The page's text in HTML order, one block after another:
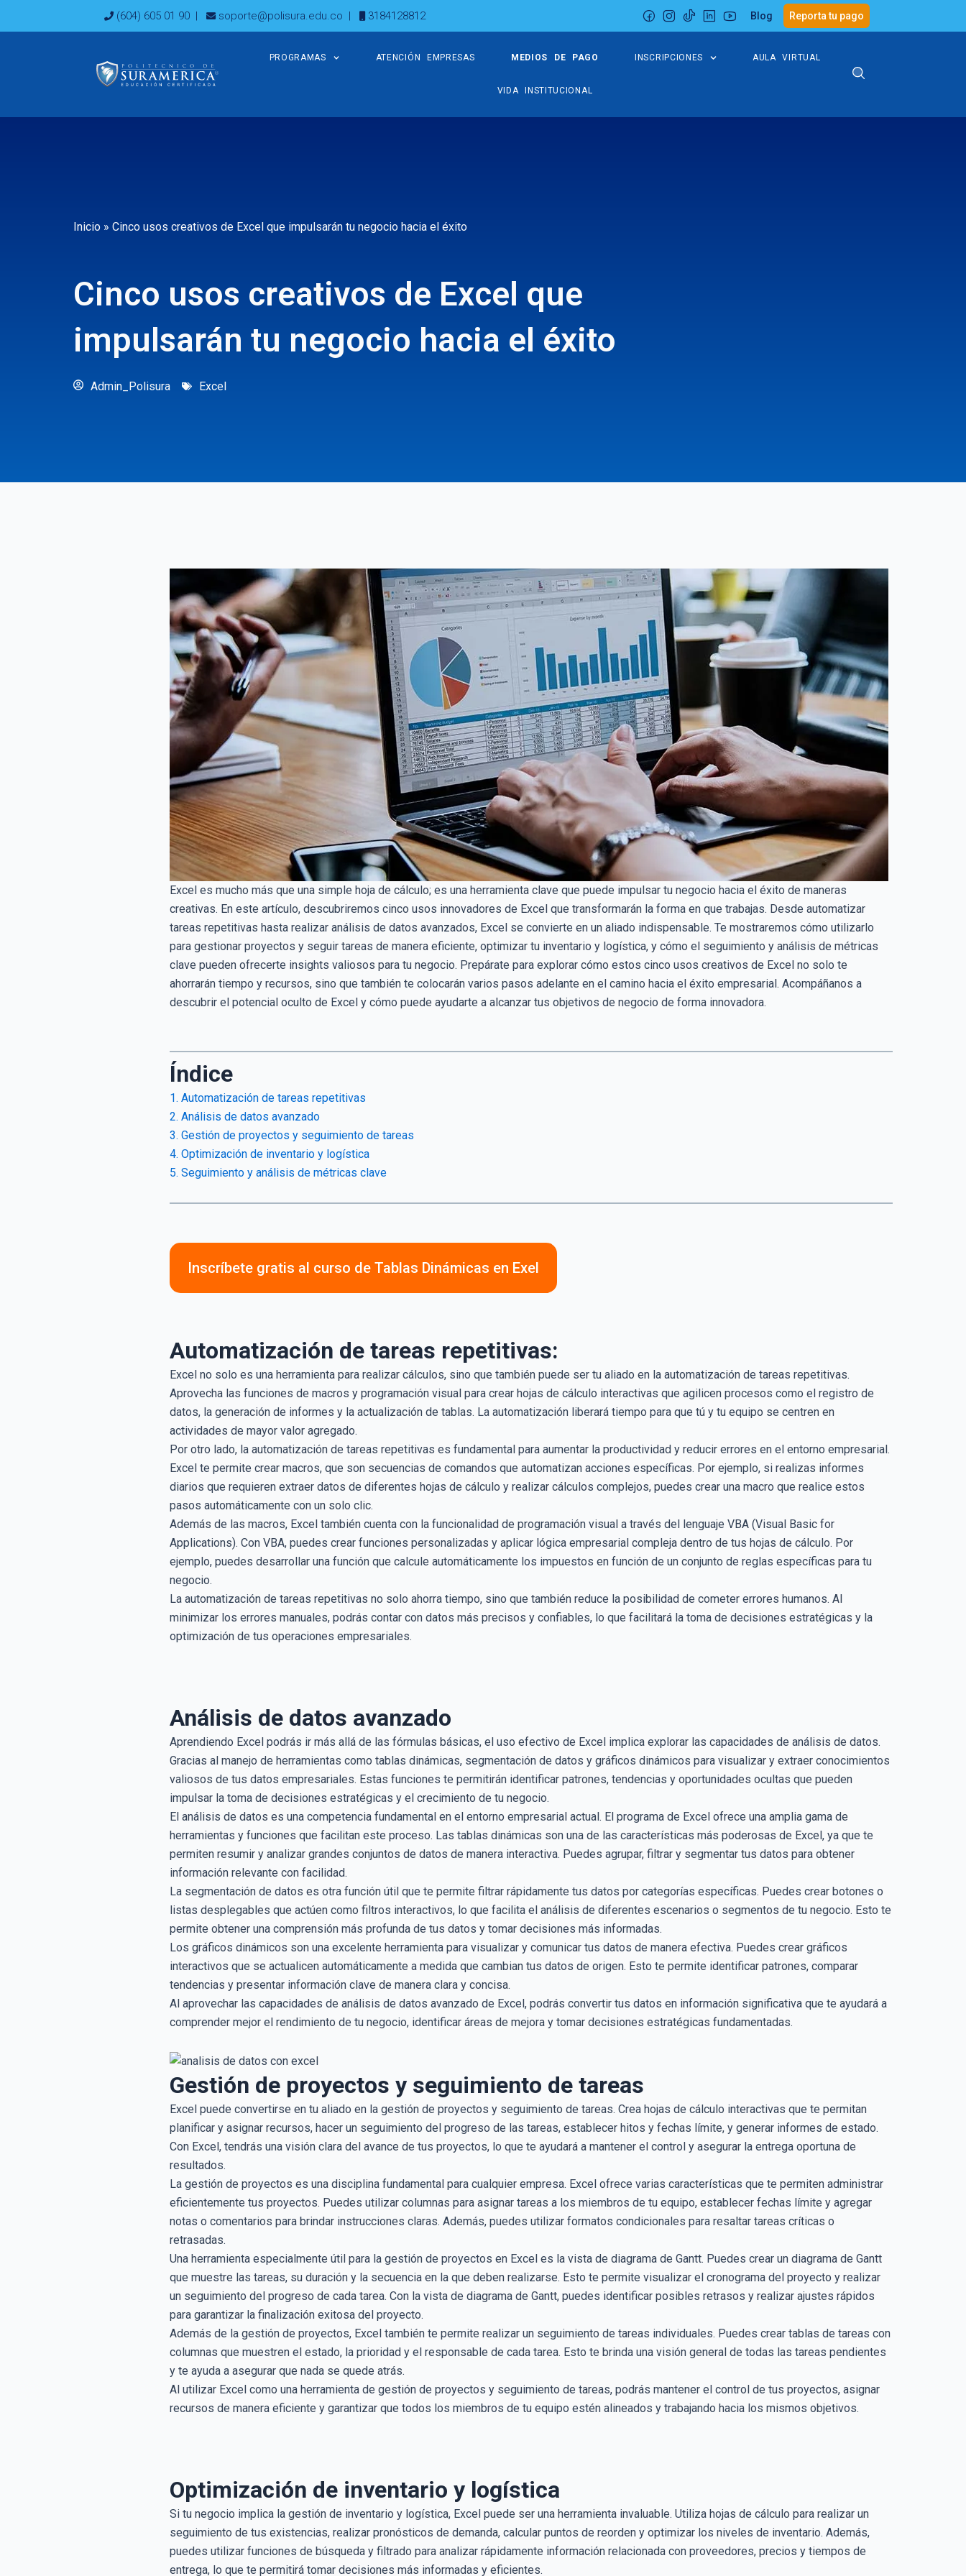
(604) 605 01 90 | soporte@polisura.edu.co | 3184128812 Blog Reporta tu pago
PROGRAMAS ATENCIÓN EMPRESAS MEDIOS DE PAGO INSCRIPCIONES AULA VIRTUAL
VIDA INSTITUCIONAL
Inicio » Cinco usos creativos de Excel que impulsarán tu negocio hacia el éxito
Cinco usos creativos de Excel que
impulsarán tu negocio hacia el éxito
Admin_Polisura Excel
Excel es mucho más que una simple hoja de cálculo; es una herramienta clave que puede impulsar tu negocio hacia el éxito de maneras
creativas. En este artículo, descubriremos cinco usos innovadores de Excel que transformarán la forma en que trabajas. Desde automatizar
tareas repetitivas hasta realizar análisis de datos avanzados, Excel se convierte en un aliado indispensable. Te mostraremos cómo utilizarlo
para gestionar proyectos y seguir tareas de manera eficiente, optimizar tu inventario y logística, y cómo el seguimiento y análisis de métricas
clave pueden ofrecerte insights valiosos para tu negocio. Prepárate para explorar cómo estos cinco usos creativos de Excel no solo te
ahorrarán tiempo y recursos, sino que también te colocarán varios pasos adelante en el camino hacia el éxito empresarial. Acompáñanos a
descubrir el potencial oculto de Excel y cómo puede ayudarte a alcanzar tus objetivos de negocio de forma innovadora.
Índice
1. Automatización de tareas repetitivas
2. Análisis de datos avanzado
3. Gestión de proyectos y seguimiento de tareas
4. Optimización de inventario y logística
5. Seguimiento y análisis de métricas clave
Inscríbete gratis al curso de Tablas Dinámicas en Exel
Automatización de tareas repetitivas:
Excel no solo es una herramienta para realizar cálculos, sino que también puede ser tu aliado en la automatización de tareas repetitivas.
Aprovecha las funciones de macros y programación visual para crear hojas de cálculo interactivas que agilicen procesos como el registro de
datos, la generación de informes y la actualización de tablas. La automatización liberará tiempo para que tú y tu equipo se centren en
actividades de mayor valor agregado.
Por otro lado, la automatización de tareas repetitivas es fundamental para aumentar la productividad y reducir errores en el entorno empresarial.
Excel te permite crear macros, que son secuencias de comandos que automatizan acciones específicas. Por ejemplo, si realizas informes
diarios que requieren extraer datos de diferentes hojas de cálculo y realizar cálculos complejos, puedes crear una macro que realice estos
pasos automáticamente con un solo clic.
Además de las macros, Excel también cuenta con la funcionalidad de programación visual a través del lenguaje VBA (Visual Basic for
Applications). Con VBA, puedes crear funciones personalizadas y aplicar lógica empresarial compleja dentro de tus hojas de cálculo. Por
ejemplo, puedes desarrollar una función que calcule automáticamente los impuestos en función de un conjunto de reglas específicas para tu
negocio.
La automatización de tareas repetitivas no solo ahorra tiempo, sino que también reduce la posibilidad de cometer errores humanos. Al
minimizar los errores manuales, podrás contar con datos más precisos y confiables, lo que facilitará la toma de decisiones estratégicas y la
optimización de tus operaciones empresariales.
Análisis de datos avanzado
Aprendiendo Excel podrás ir más allá de las fórmulas básicas, el uso efectivo de Excel implica explorar las capacidades de análisis de datos.
Gracias al manejo de herramientas como tablas dinámicas, segmentación de datos y gráficos dinámicos para visualizar y extraer conocimientos
valiosos de tus datos empresariales. Estas funciones te permitirán identificar patrones, tendencias y oportunidades ocultas que pueden
impulsar la toma de decisiones estratégicas y el crecimiento de tu negocio.
El análisis de datos es una competencia fundamental en el entorno empresarial actual. El programa de Excel ofrece una amplia gama de
herramientas y funciones que facilitan este proceso. Las tablas dinámicas son una de las características más poderosas de Excel, ya que te
permiten resumir y analizar grandes conjuntos de datos de manera interactiva. Puedes agrupar, filtrar y segmentar tus datos para obtener
información relevante con facilidad.
La segmentación de datos es otra función útil que te permite filtrar rápidamente tus datos por categorías específicas. Puedes crear botones o
listas desplegables que actúen como filtros interactivos, lo que facilita el análisis de diferentes escenarios o segmentos de tu negocio. Esto te
permite obtener una comprensión más profunda de tus datos y tomar decisiones más informadas.
Los gráficos dinámicos son una excelente herramienta para visualizar y comunicar tus datos de manera efectiva. Puedes crear gráficos
interactivos que se actualicen automáticamente a medida que cambian tus datos de origen. Esto te permite identificar patrones, comparar
tendencias y presentar información clave de manera clara y concisa.
Al aprovechar las capacidades de análisis de datos avanzado de Excel, podrás convertir tus datos en información significativa que te ayudará a
comprender mejor el rendimiento de tu negocio, identificar áreas de mejora y tomar decisiones estratégicas fundamentadas.
Gestión de proyectos y seguimiento de tareas
Excel puede convertirse en tu aliado en la gestión de proyectos y seguimiento de tareas. Crea hojas de cálculo interactivas que te permitan
planificar y asignar recursos, hacer un seguimiento del progreso de las tareas, establecer hitos y fechas límite, y generar informes de estado.
Con Excel, tendrás una visión clara del avance de tus proyectos, lo que te ayudará a mantener el control y asegurar la entrega oportuna de
resultados.
La gestión de proyectos es una disciplina fundamental para cualquier empresa. Excel ofrece varias características que te permiten administrar
eficientemente tus proyectos. Puedes utilizar columnas para asignar tareas a los miembros de tu equipo, establecer fechas límite y agregar
notas o comentarios para brindar instrucciones claras. Además, puedes utilizar formatos condicionales para resaltar tareas críticas o
retrasadas.
Una herramienta especialmente útil para la gestión de proyectos en Excel es la vista de diagrama de Gantt. Puedes crear un diagrama de Gantt
que muestre las tareas, su duración y la secuencia en la que deben realizarse. Esto te permite visualizar el cronograma del proyecto y realizar
un seguimiento del progreso de cada tarea. Con la vista de diagrama de Gantt, puedes identificar posibles retrasos y realizar ajustes rápidos
para garantizar la finalización exitosa del proyecto.
Además de la gestión de proyectos, Excel también te permite realizar un seguimiento de tareas individuales. Puedes crear tablas de tareas con
columnas que muestren el estado, la prioridad y el responsable de cada tarea. Esto te brinda una visión general de todas las tareas pendientes
y te ayuda a asegurar que nada se quede atrás.
Al utilizar Excel como una herramienta de gestión de proyectos y seguimiento de tareas, podrás mantener el control de tus proyectos, asignar
recursos de manera eficiente y garantizar que todos los miembros de tu equipo estén alineados y trabajando hacia los mismos objetivos.
Optimización de inventario y logística
Si tu negocio implica la gestión de inventario y logística, Excel puede ser una herramienta invaluable. Utiliza hojas de cálculo para realizar un
seguimiento de tus existencias, realizar pronósticos de demanda, calcular puntos de reorden y optimizar los niveles de inventario. Además,
puedes utilizar funciones de búsqueda y filtrado para analizar rápidamente información relacionada con proveedores, precios y tiempos de
entrega, lo que te permitirá tomar decisiones más informadas y eficientes.